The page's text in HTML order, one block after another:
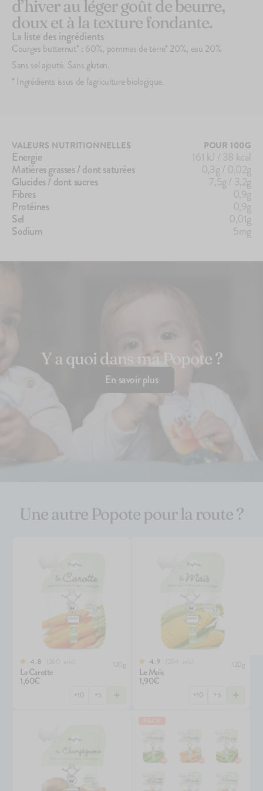
d’hiver au léger goût de beurre,
doux et à la texture fondante.
La liste des ingrédients
Courges butternut* : 60%, pommes de terre* 20%, eau 20%
Sans sel ajouté. Sans gluten.
* Ingrédients issus de l'agriculture biologique.
VALEURS NUTRITIONNELLES POUR 100G
Energie
161 kJ / 38 kcal
Matières grasses / dont saturées
0,3g / 0,02g
Glucides / dont sucres
7,5g / 3,2g
Fibres
0,9g
Protéines
0,9g
Sel
0,01g
Sodium
5mg
Y a quoi dans ma Popote ?
En savoir plus
Une autre Popote pour la route ?
4.8 120g
La Carotte
1,60€
+10 +5
4.9 120g
Le Maïs
1,90€
+10 +5